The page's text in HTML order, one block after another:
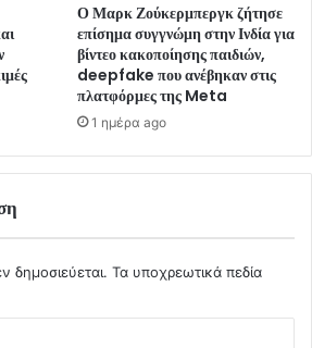
Ο Μαρκ Ζούκερμπεργκ ζήτησε
επίσημα συγγνώμη στην Ινδία για
βίντεο κακοποίησης παιδιών,
deepfake που ανέβηκαν στις
πλατφόρμες της Meta
1 ημέρα ago
δημοσιεύεται. Τα υποχρεωτικά πεδία